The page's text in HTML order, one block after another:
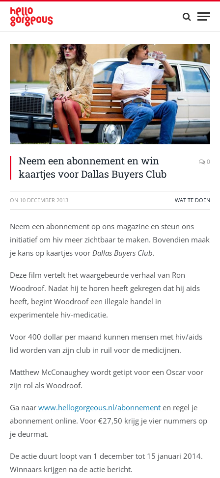
Neem een abonnement en win
kaartjes voor Dallas Buyers Club
0
ON 10 DECEMBER 2013 WAT TE DOEN
Neem een abonnement op ons magazine en steun ons
initiatief om hiv meer zichtbaar te maken. Bovendien maak
je kans op kaartjes voor Dallas Buyers Club.
Deze film vertelt het waargebeurde verhaal van Ron
Woodroof. Nadat hij te horen heeft gekregen dat hij aids
heeft, begint Woodroof een illegale handel in
experimentele hiv-medicatie.
Voor 400 dollar per maand kunnen mensen met hiv/aids
lid worden van zijn club in ruil voor de medicijnen.
Matthew McConaughey wordt getipt voor een Oscar voor
zijn rol als Woodroof.
Ga naar www.hellogorgeous.nl/abonnement en regel je
abonnement online. Voor €27,50 krijg je vier nummers op
je deurmat.
De actie duurt loopt van 1 december tot 15 januari 2014.
Winnaars krijgen na de actie bericht.